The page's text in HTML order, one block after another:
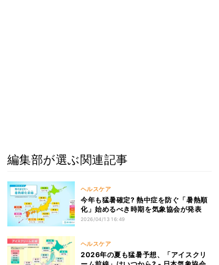
編集部が選ぶ関連記事
ヘルスケア
今年も猛暑確定? 熱中症を防ぐ「暑熱順
化」始めるべき時期を気象協会が発表
2026/04/13 16:49
ヘルスケア
2026年の夏も猛暑予想、「アイスクリ